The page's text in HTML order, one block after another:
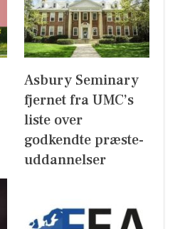
Asbury Seminary
fjernet fra UMC’s
liste over
godkendte præste-
uddannelser